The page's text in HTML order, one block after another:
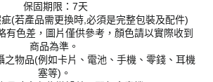
保固期限：7天
(若產品需更換時,必須是完整包裝及配件)
有色差，圖片僅供參考，顏色請以實際收到
商品為準。
之物品(例如卡片、電池、手機、零錢、耳機
塞等)。